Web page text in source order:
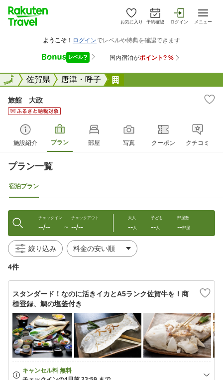
お気に入り 予約確認 ログイン メニュー
全国佐賀県 唐津・呼子
全国
旅館 大政
施設紹介 プラン 部屋 写真 クーポン クチコミ
プラン一覧
宿泊プラン
チェックイン
--/-- 〜
チェックアウト
--/--
大人
--人
子ども
--人
部屋数
--部屋
絞り込み
4件
スタンダード！なのに活きイカとA5ランク佐賀牛を！商
標登録、鯛の塩釜付き